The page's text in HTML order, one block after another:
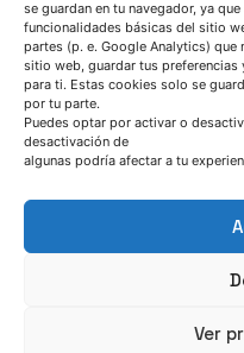
se guardan en tu navegador, ya
funcionalidades básicas del sitio
partes (p. e. Google Analytics) que
sitio web, guardar tus
para ti. Estas cookies solo se
por tu parte.
Puedes optar por activar o
desactivación de
algunas podría afectar a tu
Ver
HABLEMOS
Escríbenos